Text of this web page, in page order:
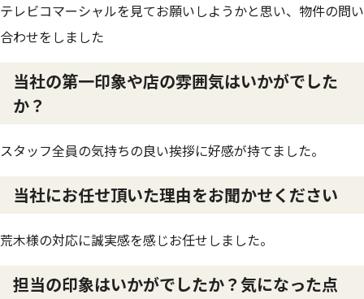
テレビコマーシャルを見てお願いしようかと思い、物件の問い
合わせをしました
当社の第一印象や店の雰囲気はいかがでした
か？
スタッフ全員の気持ちの良い挨拶に好感が持てました。
当社にお任せ頂いた理由をお聞かせください
荒木様の対応に誠実感を感じお任せしました。
担当の印象はいかがでしたか？気になった点